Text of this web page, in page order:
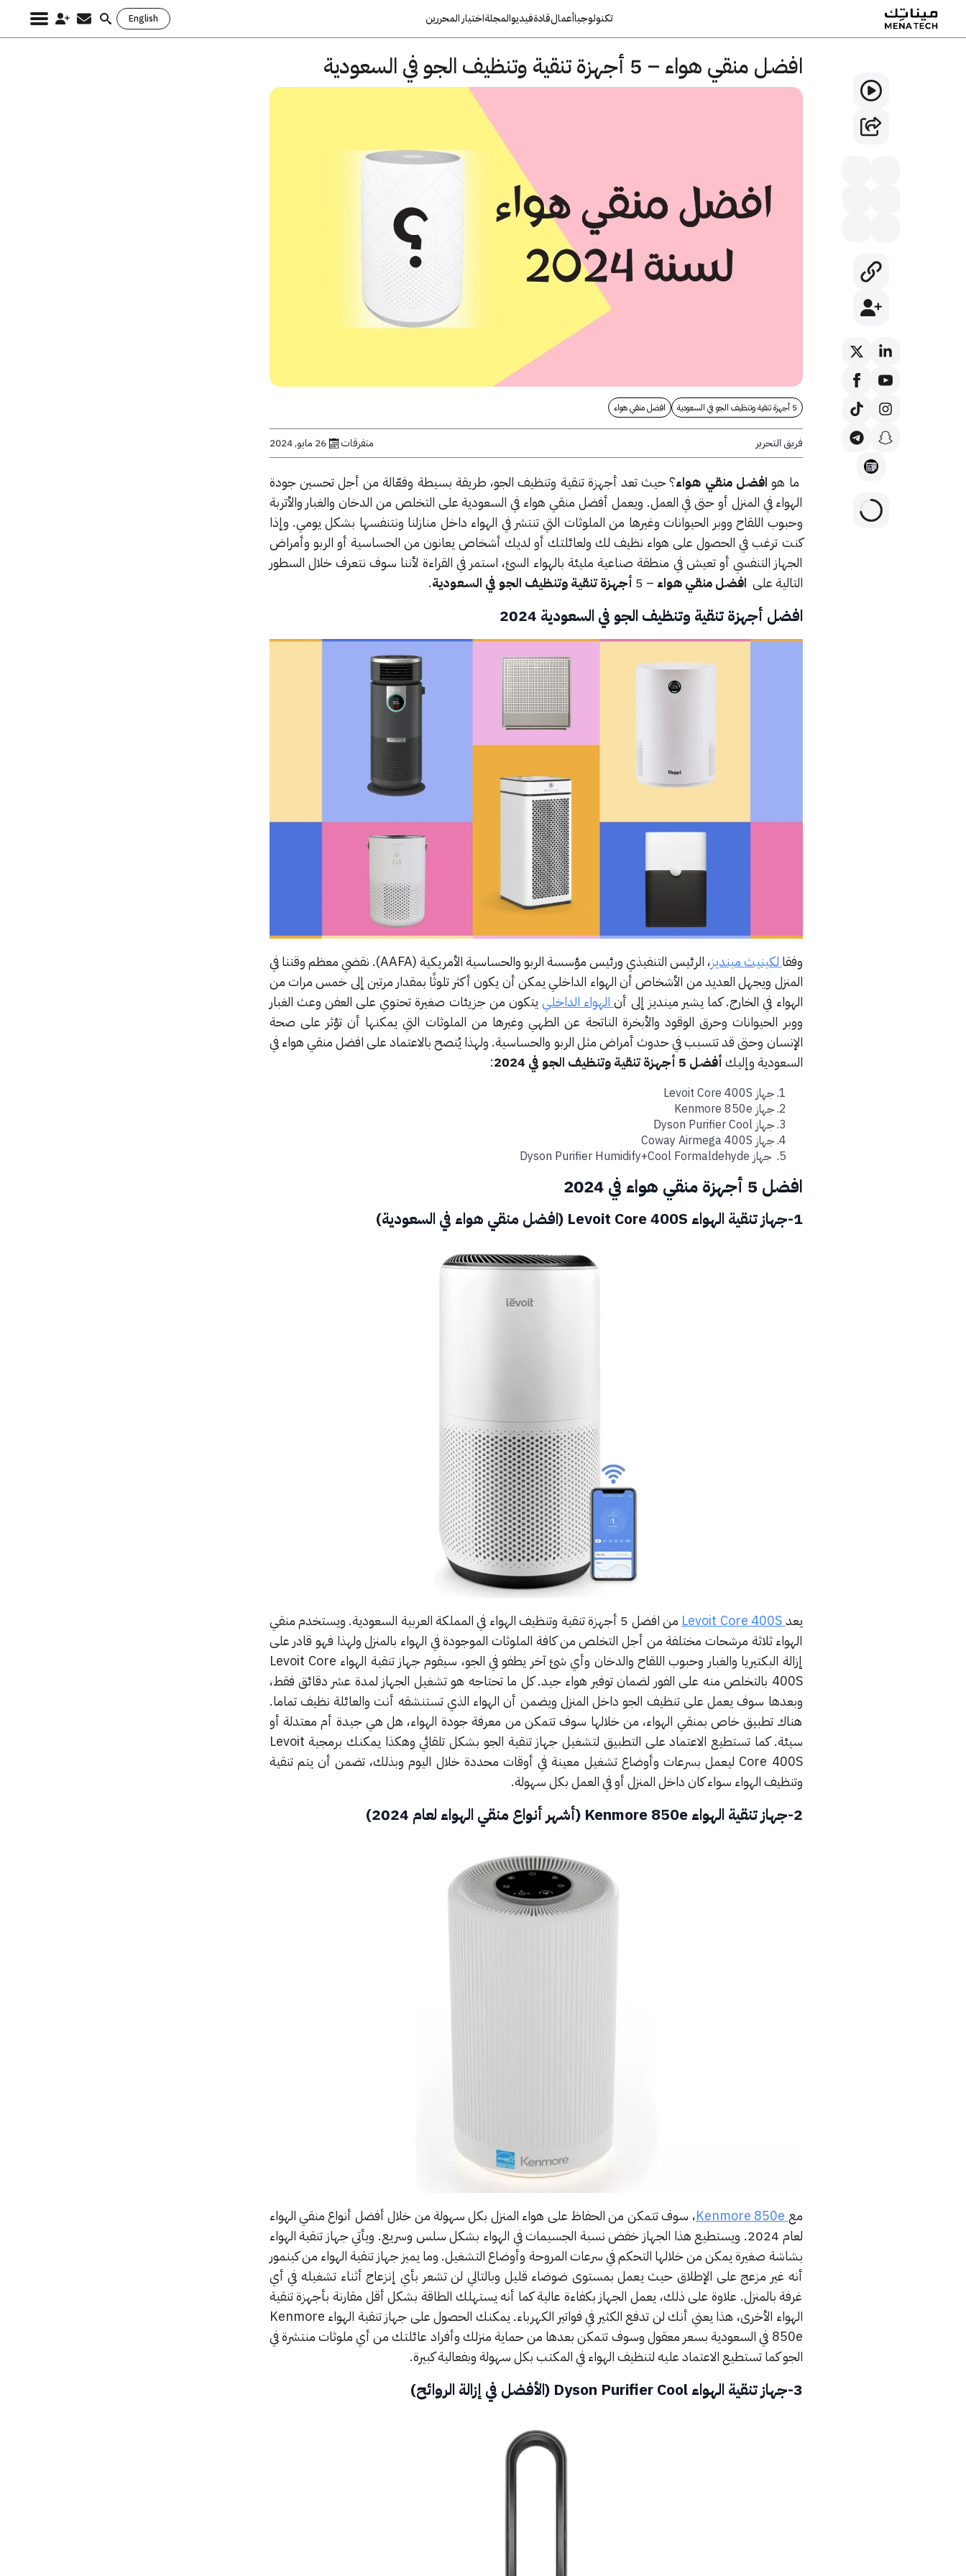
تكنولوجياأعمالقادةفيديوالمجلةاختيار المحررين English
Search
افضل منقي هواء – 5 أجهزة تنقية وتنظيف الجو في السعودية
5 أجهزة تنقية وتنظيف الجو في السعودية افضل منقي هواء
فريق التحرير متفرقات 26 مايو, 2024
ما هو افضل منقي هواء؟ حيث تعد أجهزة تنقية وتنظيف الجو، طريقة بسيطة وفعّالة من أجل تحسين جودة
الهواء في المنزل أو حتى في العمل. ويعمل أفضل منقي هواء في السعودية على التخلص من الدخان والغبار والأتربة
وحبوب اللقاح ووبر الحيوانات وغيرها من الملوثات التي تنتشر في الهواء داخل منازلنا ونتنفسها بشكل يومي. وإذا
كنت ترغب في الحصول على هواء نظيف لك ولعائلتك أو لديك أشخاص يعانون من الحساسية أو الربو وأمراض
الجهاز التنفسي أو تعيش في منطقة صناعية مليئة بالهواء السئ، استمر في القراءة لأننا سوف نتعرف خلال السطور
التالية على افضل منقي هواء – 5 أجهزة تنقية وتنظيف الجو في السعودية.
افضل أجهزة تنقية وتنظيف الجو في السعودية 2024
وفقالكينيث مينديز
، الرئيس التنفيذي ورئيس مؤسسة الربو والحساسية الأمريكية (AAFA). نقضي معظم وقتنا في
المنزل ويجهل العديد من الأشخاص أن الهواء الداخلي يمكن أن يكون أكثر تلوثًا بمقدار مرتين إلى خمس مرات من
الهواء في الخارج. كما يشير مينديز إلى أنالهواء الداخلييتكون من جزيئات صغيرة تحتوي على العفن وعث الغبار
ووبر الحيوانات وحرق الوقود والأبخرة الناتجة عن الطهي وغيرها من الملوثات التي يمكنها أن تؤثر على صحة
الإنسان وحتى قد تتسبب في حدوث أمراض مثل الربو والحساسية. ولهذا يُنصح بالاعتماد على افضل منقي هواء في
السعودية وإليكأفضل 5 أجهزة تنقية وتنظيف الجو في 2024 :
جهاز Levoit Core 400S
جهاز Kenmore 850e
جهاز Dyson Purifier Cool
جهاز Coway Airmega 400S
جهاز Dyson Purifier Humidify+Cool Formaldehyde
افضل 5 أجهزة منقي هواء في 2024
1-جهاز تنقية الهواء Levoit Core 400S (افضل منقي هواء في السعودية)
يعدLevoit Core 400S
من افضل 5 أجهزة تنقية وتنظيف الهواء في المملكة العربية السعودية. ويستخدم منقي
الهواء ثلاثة مرشحات مختلفة من أجل التخلص من كافة الملوثات الموجودة في الهواء بالمنزل ولهذا فهو قادر على
إزالة البكتيريا والغبار وحبوب اللقاح والدخان وأي شئ آخر يطفو في الجو، سيقوم جهاز تنقية الهواء Levoit Core
400S بالتخلص منه على الفور لضمان توفير هواء جيد. كل ما تحتاجه هو تشغيل الجهاز لمدة عشر دقائق فقط،
وبعدها سوف يعمل على تنظيف الجو داخل المنزل ويضمن أن الهواء الذي تستنشقه أنت والعائلة نظيف تماما.
هناك تطبيق خاص بمنقي الهواء، من خلالها سوف تتمكن من معرفة جودة الهواء، هل هي جيدة أم معتدلة أو
سيئة. كما تستطيع الاعتماد على التطبيق لتشغيل جهاز تنقية الجو بشكل تلقائي وهكذا يمكنك برمجية Levoit
Core 400S ليعمل بسرعات وأوضاع تشغيل معينة في أوقات محددة خلال اليوم وبذلك، تضمن أن يتم تنقية
وتنظيف الهواء سواء كان داخل المنزل أو في العمل بكل سهولة.
2-جهاز تنقية الهواء Kenmore 850e (أشهر أنواع منقي الهواء لعام 2024)
مع Kenmore 850e، سوف تتمكن من الحفاظ على هواء المنزل بكل سهولة من خلال أفضل أنواع منقي الهواء
لعام 2024. ويستطيع هذا الجهاز خفض نسبة الجسيمات في الهواء بشكل سلس وسريع. ويأتي جهاز تنقية الهواء
بشاشة صغيرة يمكن من خلالها التحكم في سرعات المروحة وأوضاع التشغيل. وما يميز جهاز تنقية الهواء من كينمور
أنه غير مزعج على الإطلاق حيث يعمل بمستوى ضوضاء قليل وبالتالي لن تشعر بأي إنزعاج أثناء تشغيله في أي
غرفة بالمنزل. علاوة على ذلك، يعمل الجهاز بكفاءة عالية كما أنه يستهلك الطاقة بشكل أقل مقارنة بأجهزة تنقية
الهواء الأخرى، هذا يعني أنك لن تدفع الكثير في فواتير الكهرباء. يمكنك الحصول على جهاز تنقية الهواء Kenmore
850e في السعودية بسعر معقول وسوف تتمكن بعدها من حماية منزلك وأفراد عائلتك من أي ملوثات منتشرة في
الجو كما تستطيع الاعتماد عليه لتنظيف الهواء في المكتب بكل سهولة وبفعالية كبيرة.
3-جهاز تنقية الهواء Dyson Purifier Cool (الأفضل في إزالة الروائح)